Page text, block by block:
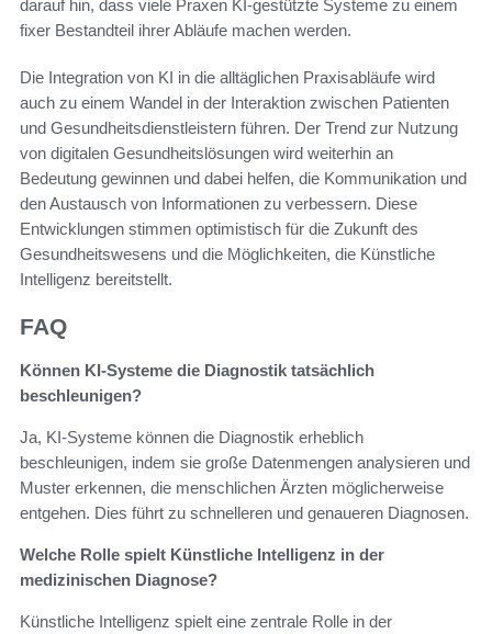
darauf hin, dass viele Praxen KI-gestützte Systeme zu einem
fixer Bestandteil ihrer Abläufe machen werden.
Die Integration von KI in die alltäglichen Praxisabläufe wird
auch zu einem Wandel in der Interaktion zwischen Patienten
und Gesundheitsdienstleistern führen. Der Trend zur Nutzung
von digitalen Gesundheitslösungen wird weiterhin an
Bedeutung gewinnen und dabei helfen, die Kommunikation und
den Austausch von Informationen zu verbessern. Diese
Entwicklungen stimmen optimistisch für die Zukunft des
Gesundheitswesens und die Möglichkeiten, die Künstliche
Intelligenz bereitstellt.
FAQ
Können KI-Systeme die Diagnostik tatsächlich
beschleunigen?
Ja, KI-Systeme können die Diagnostik erheblich
beschleunigen, indem sie große Datenmengen analysieren und
Muster erkennen, die menschlichen Ärzten möglicherweise
entgehen. Dies führt zu schnelleren und genaueren Diagnosen.
Welche Rolle spielt Künstliche Intelligenz in der
medizinischen Diagnose?
Künstliche Intelligenz spielt eine zentrale Rolle in der